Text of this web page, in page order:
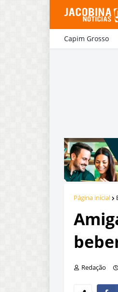
Capim Grosso
Página inicial
Redação